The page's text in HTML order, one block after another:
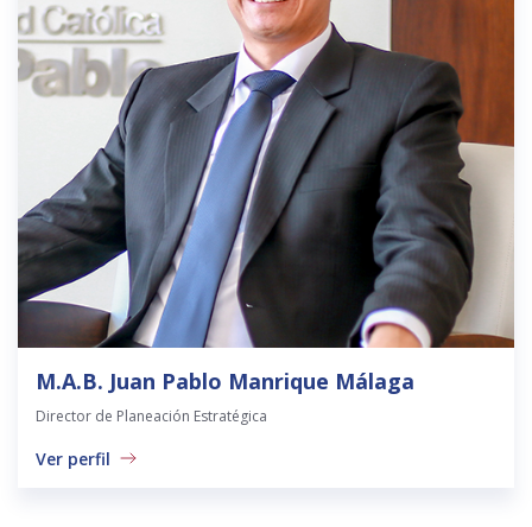
M.A.B. Juan Pablo Manrique Málaga
Director de Planeación Estratégica
Ver perfil